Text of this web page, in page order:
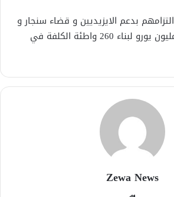
بدعم الايزيديين و قضاء سنجار و
تم تخصيص مبلغ 15 مليون يورو لبناء 260 واطئة الكلفة في
Zewa News